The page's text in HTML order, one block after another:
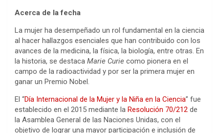
Acerca de la fecha
La mujer ha desempeñado un rol fundamental en la ciencia
al hacer hallazgos esenciales que han contribuido con los
avances de la medicina, la física, la biología, entre otras. En
la historia, se destaca Marie Curie como pionera en el
campo de la radioactividad y por ser la primera mujer en
ganar un Premio Nobel.
El “Día Internacional de la Mujer y la Niña en la Ciencia” fue
establecido en el 2015 mediante la Resolución 70/212 de
la Asamblea General de las Naciones Unidas, con el
objetivo de lograr una mayor participación e inclusión de